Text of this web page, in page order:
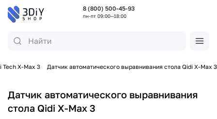
8 (800) 500-45-93
пн-пт 09:00—18:00
Tech X-Max 3 Датчик автоматического выравнивания стола Qidi X-Max 3
Датчик автоматического выравнивания
стола Qidi X-Max 3